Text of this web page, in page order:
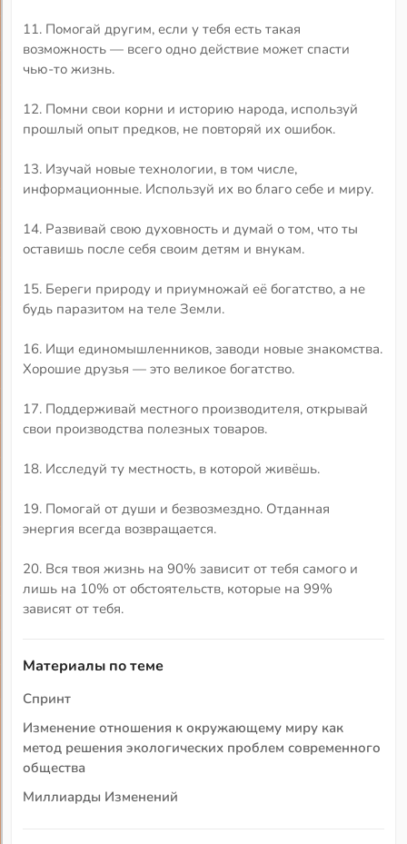
11. Помогай другим, если у тебя есть такая
возможность — всего одно действие может спасти
чью-то жизнь.
12. Помни свои корни и историю народа, используй
прошлый опыт предков, не повторяй их ошибок.
13. Изучай новые технологии, в том числе,
информационные. Используй их во благо себе и миру.
14. Развивай свою духовность и думай о том, что ты
оставишь после себя своим детям и внукам.
15. Береги природу и приумножай её богатство, а не
будь паразитом на теле Земли.
16. Ищи единомышленников, заводи новые знакомства.
Хорошие друзья — это великое богатство.
17. Поддерживай местного производителя, открывай
свои производства полезных товаров.
18. Исследуй ту местность, в которой живёшь.
19. Помогай от души и безвозмездно. Отданная
энергия всегда возвращается.
20. Вся твоя жизнь на 90% зависит от тебя самого и
лишь на 10% от обстоятельств, которые на 99%
зависят от тебя.
Материалы по теме
Спринт
Изменение отношения к окружающему миру как
метод решения экологических проблем современного
общества
Миллиарды Изменений